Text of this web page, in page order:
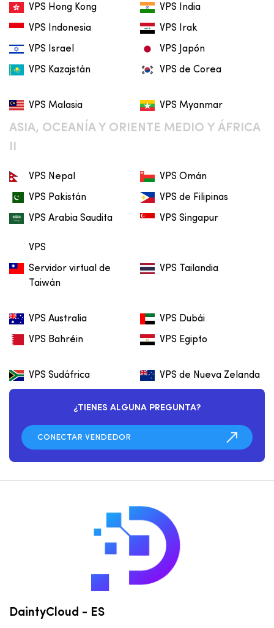
VPS Hong Kong VPS India
VPS Indonesia VPS Irak
VPS Israel VPS Japón
VPS Kazajstán VPS de Corea
VPS Malasia VPS Myanmar
ASIA, OCEANÍA Y ORIENTE MEDIO Y ÁFRICA
II
VPS Nepal VPS Omán
VPS Pakistán VPS de Filipinas
VPS Arabia Saudita
VPS
VPS Singapur
Servidor virtual de
Taiwán
VPS Tailandia
VPS Australia VPS Dubái
VPS Bahréin VPS Egipto
VPS Sudáfrica VPS de Nueva Zelanda
¿TIENES ALGUNA PREGUNTA?
DaintyCloud - ES